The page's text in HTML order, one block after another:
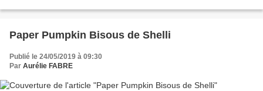
Paper Pumpkin Bisous de Shelli
Publié le 24/05/2019 à 09:30
Par Aurélie FABRE